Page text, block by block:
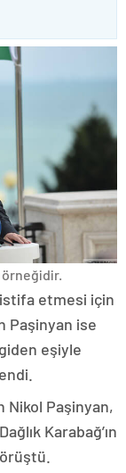
örneğidir.
istifa etmesi için
Paşinyan ise
eşiyle
Nikol Paşinyan,
Karabağ’ın